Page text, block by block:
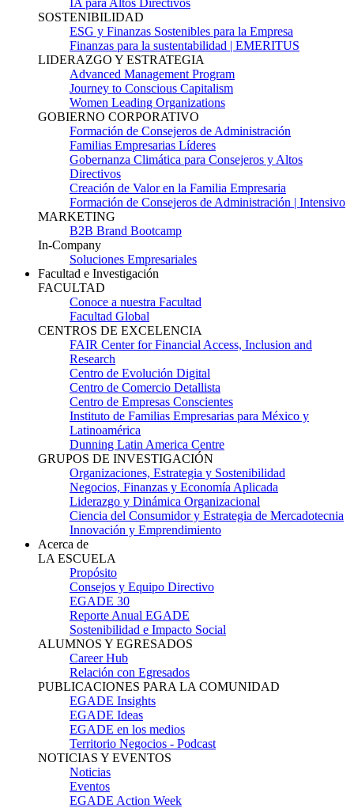
IA para Altos Directivos
SOSTENIBILIDAD
ESG y Finanzas Sostenibles para la Empresa
Finanzas para la sustentabilidad | EMERITUS
LIDERAZGO Y ESTRATEGIA
Advanced Management Program
Journey to Conscious Capitalism
Women Leading Organizations
GOBIERNO CORPORATIVO
Formación de Consejeros de Administración
Familias Empresarias Líderes
Gobernanza Climática para Consejeros y Altos
Directivos
Creación de Valor en la Familia Empresaria
Formación de Consejeros de Administración | Intensivo
MARKETING
B2B Brand Bootcamp
In-Company
Soluciones Empresariales
Facultad e Investigación
FACULTAD
Conoce a nuestra Facultad
Facultad Global
CENTROS DE EXCELENCIA
FAIR Center for Financial Access, Inclusion and
Research
Centro de Evolución Digital
Centro de Comercio Detallista
Centro de Empresas Conscientes
Instituto de Familias Empresarias para México y
Latinoamérica
Dunning Latin America Centre
GRUPOS DE INVESTIGACIÓN
Organizaciones, Estrategia y Sostenibilidad
Negocios, Finanzas y Economía Aplicada
Liderazgo y Dinámica Organizacional
Ciencia del Consumidor y Estrategia de Mercadotecnia
Innovación y Emprendimiento
Acerca de
LA ESCUELA
Propósito
Consejos y Equipo Directivo
EGADE 30
Reporte Anual EGADE
Sostenibilidad e Impacto Social
ALUMNOS Y EGRESADOS
Career Hub
Relación con Egresados
PUBLICACIONES PARA LA COMUNIDAD
EGADE Insights
EGADE Ideas
EGADE en los medios
Territorio Negocios - Podcast
NOTICIAS Y EVENTOS
Noticias
Eventos
EGADE Action Week